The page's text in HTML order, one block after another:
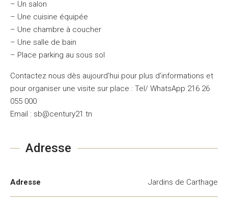
– Un salon
– Une cuisine équipée
– Une chambre à coucher
– Une salle de bain
– Place parking au sous sol
Contactez nous dès aujourd’hui pour plus d’informations et
pour organiser une visite sur place : Tel/ WhatsApp 216 26
055 000
Email : sb@century21.tn
Adresse
Adresse Jardins de Carthage